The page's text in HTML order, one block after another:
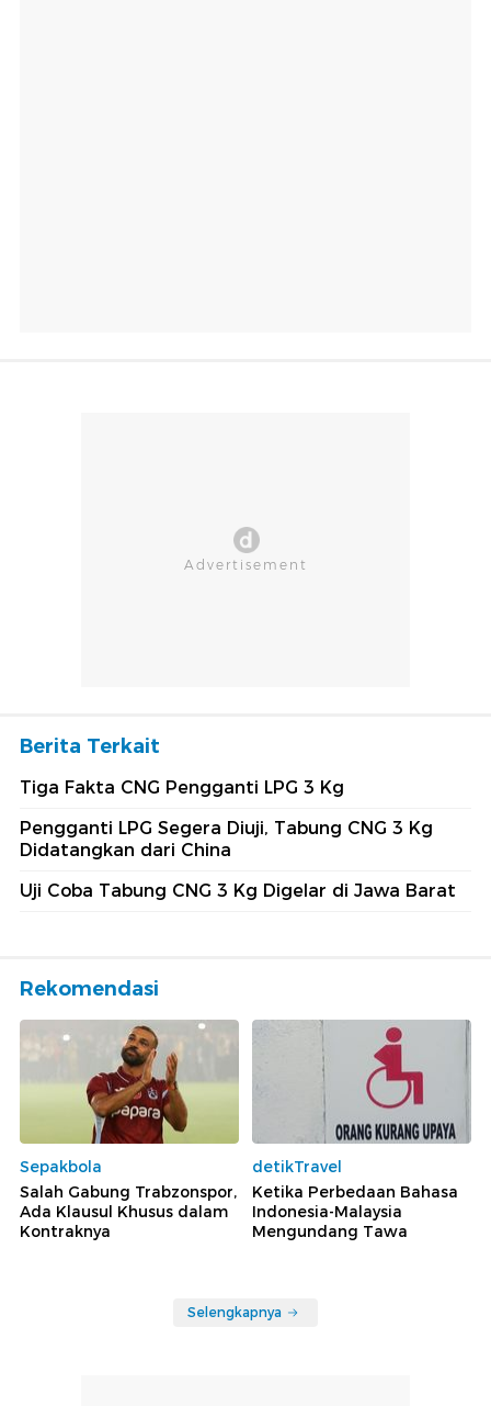
Berita Terkait
Tiga Fakta CNG Pengganti LPG 3 Kg
Pengganti LPG Segera Diuji, Tabung CNG 3 Kg
Didatangkan dari China
Uji Coba Tabung CNG 3 Kg Digelar di Jawa Barat
Rekomendasi
Sepakbola
Salah Gabung Trabzonspor,
Ada Klausul Khusus dalam
Kontraknya
detikTravel
Ketika Perbedaan Bahasa
Indonesia-Malaysia
Mengundang Tawa
Selengkapnya